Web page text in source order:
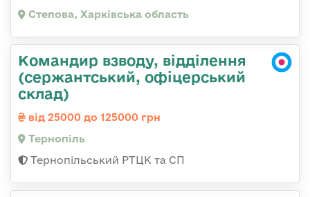
Степова, Харківська область
Командир взводу, відділення
(сержантський, офіцерський
склад)
від 25000 до 125000 грн
Тернопіль
Тернопільський РТЦК та СП